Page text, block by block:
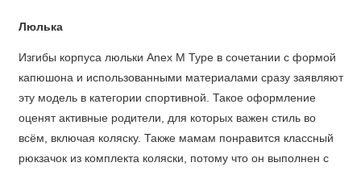
Люлька
Изгибы корпуса люльки Anex M Type в сочетании с формой
капюшона и использованными материалами сразу заявляют
эту модель в категории спортивной. Такое оформление
оценят активные родители, для которых важен стиль во
всём, включая коляску. Также мамам понравится классный
рюкзачок из комплекта коляски, потому что он выполнен с